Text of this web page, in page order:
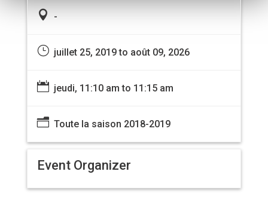
 -
}juillet 25, 2019 to août 09, 2026
 jeudi, 11:10 am to 11:15 am
nToute la saison 2018-2019
Event Organizer